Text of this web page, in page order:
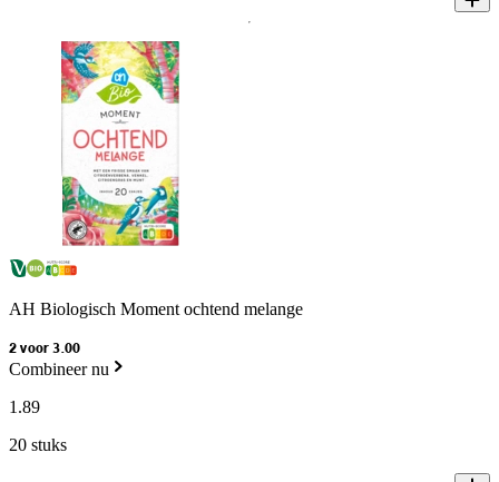
AH Biologisch Moment ochtend melange
2 voor 3.00
Combineer nu
1 .89
20 stuks